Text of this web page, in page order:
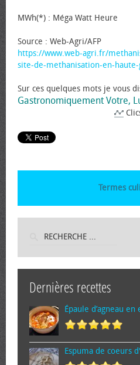
MWh(*) : Méga Watt Heure
Source : Web-Agri/AFP
https://www.web-agri.fr/
site-de-methanisation-en-haute-
Sur ces quelques mots je vous
Gastronomiquement Votre,
Termes
Dernières recettes
Épaule d’agneau
Espuma de cœurs